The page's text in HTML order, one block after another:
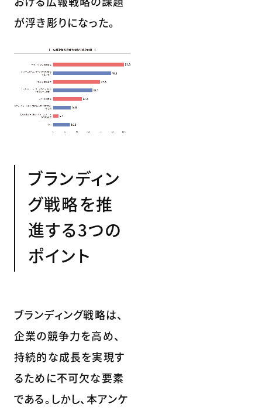
が浮き彫りになった。
ブランディン
グ戦略を推
進する3つの
ポイント
ブランディング戦略は、
企業の競争力を高め、
持続的な成長を実現す
るために不可欠な要素
である。しかし、本アンケ